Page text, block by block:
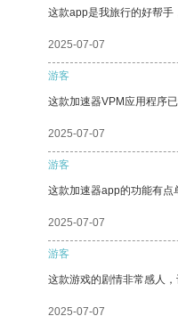
这款app是我旅行的好帮手
2025-07-07
游客
这款加速器VPM应用程序
2025-07-07
游客
这款加速器app的功能有点
2025-07-07
游客
这款游戏的剧情非常感人，
2025-07-07